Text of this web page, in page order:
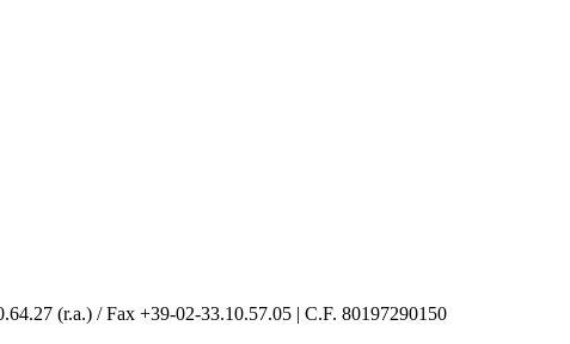
(r.a.) / Fax +39-02-33.10.57.05 | C.F. 80197290150